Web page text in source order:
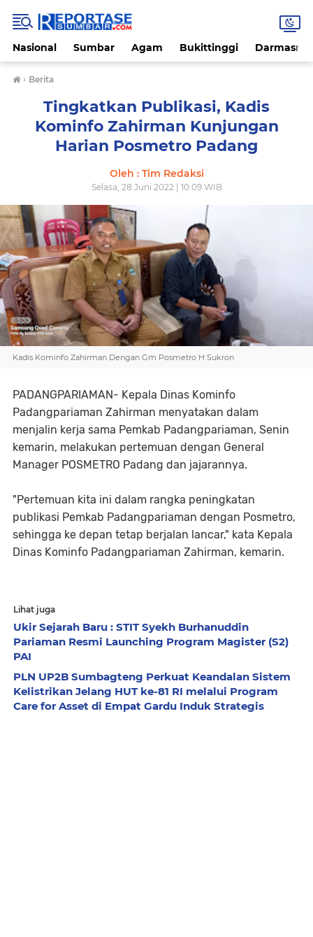
Nasional Sumbar Agam Bukittinggi
› Berita
Tingkatkan Publikasi, Kadis
Kominfo Zahirman Kunjungan
Harian Posmetro Padang
Oleh : Tim Redaksi
Selasa, 28 Juni 2022 | 10:09 WIB
Kadis Kominfo Zahirman Dengan Gm Posmetro H Sukron
PADANGPARIAMAN- Kepala Dinas Kominfo
Padangpariaman Zahirman menyatakan dalam
menjalin kerja sama Pemkab Padangpariaman, Senin
kemarin, melakukan pertemuan dengan General
Manager POSMETRO Padang dan jajarannya.
"Pertemuan kita ini dalam rangka peningkatan
publikasi Pemkab Padangpariaman dengan Posmetro,
sehingga ke depan tetap berjalan lancar," kata Kepala
Dinas Kominfo Padangpariaman Zahirman, kemarin.
Lihat juga
Ukir Sejarah Baru : STIT Syekh Burhanuddin
Pariaman Resmi Launching Program Magister (S2)
PAI
PLN UP2B Sumbagteng Perkuat Keandalan Sistem
Kelistrikan Jelang HUT ke-81 RI melalui Program
Care for Asset di Empat Gardu Induk Strategis